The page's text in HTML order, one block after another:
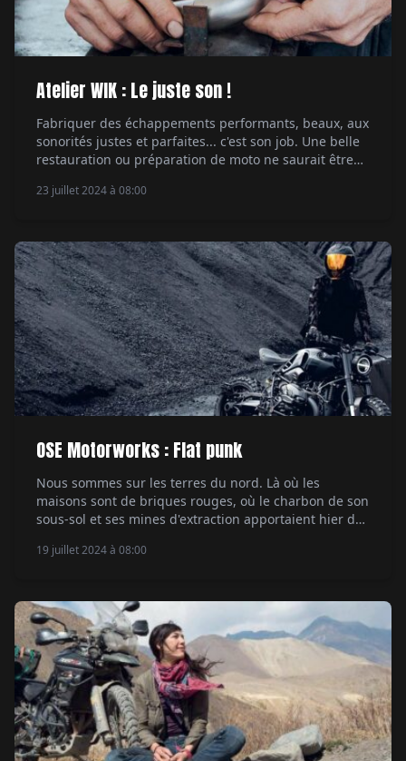
Atelier WIK : Le juste son !
Fabriquer des échappements performants, beaux, aux
sonorités justes et parfaites... c'est son job. Une belle
restauration ou préparation de moto ne saurait être
réalité bien connue de ceux qui depuis des lustres
[…]
23 juillet 2024 à 08:00
OSE Motorworks : Flat punk
Nous sommes sur les terres du nord. Là où les
maisons sont de briques rouges, où le charbon de son
sous-sol et ses mines d'extraction apportaient hier de
Bienvenue au Havre. Entre solide activité maritime où
19 juillet 2024 à 08:00